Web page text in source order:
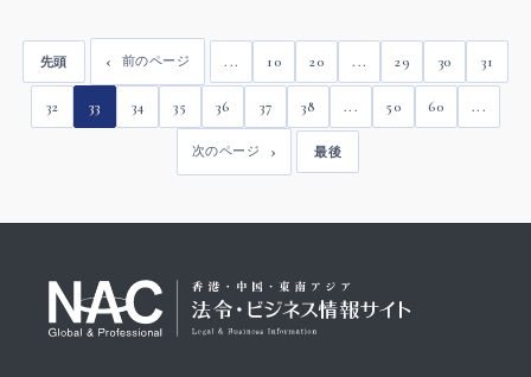
先頭 前のページ ... 10 20 ... 29 30 31
32 33 34 35 36 37 38 ... 50 60 ...
次のページ 最後